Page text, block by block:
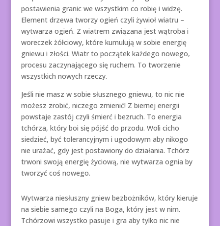
postawienia granic we wszystkim co robię i widzę.
Element drzewa tworzy ogień czyli żywioł wiatru –
wytwarza ogień. Z wiatrem związana jest wątroba i
woreczek żółciowy, które kumulują w sobie energię
gniewu i złości. Wiatr to początek każdego nowego,
procesu zaczynającego się ruchem. To tworzenie
wszystkich nowych rzeczy.
Jeśli nie masz w sobie słusznego gniewu, to nic nie
możesz zrobić, niczego zmienić! Z biernej energii
powstaje zastój czyli śmierć i bezruch. To energia
tchórza, który boi się pójść do przodu. Woli cicho
siedzieć, być tolerancyjnym i ugodowym aby nikogo
nie urażać, gdy jest postawiony do działania. Tchórz
trwoni swoją energię życiową, nie wytwarza ognia by
tworzyć coś nowego.
Wytwarza niesłuszny gniew bezbożników, który kieruje
na siebie samego czyli na Boga, który jest w nim.
Tchórzowi wszystko pasuje i gra aby tylko nic nie